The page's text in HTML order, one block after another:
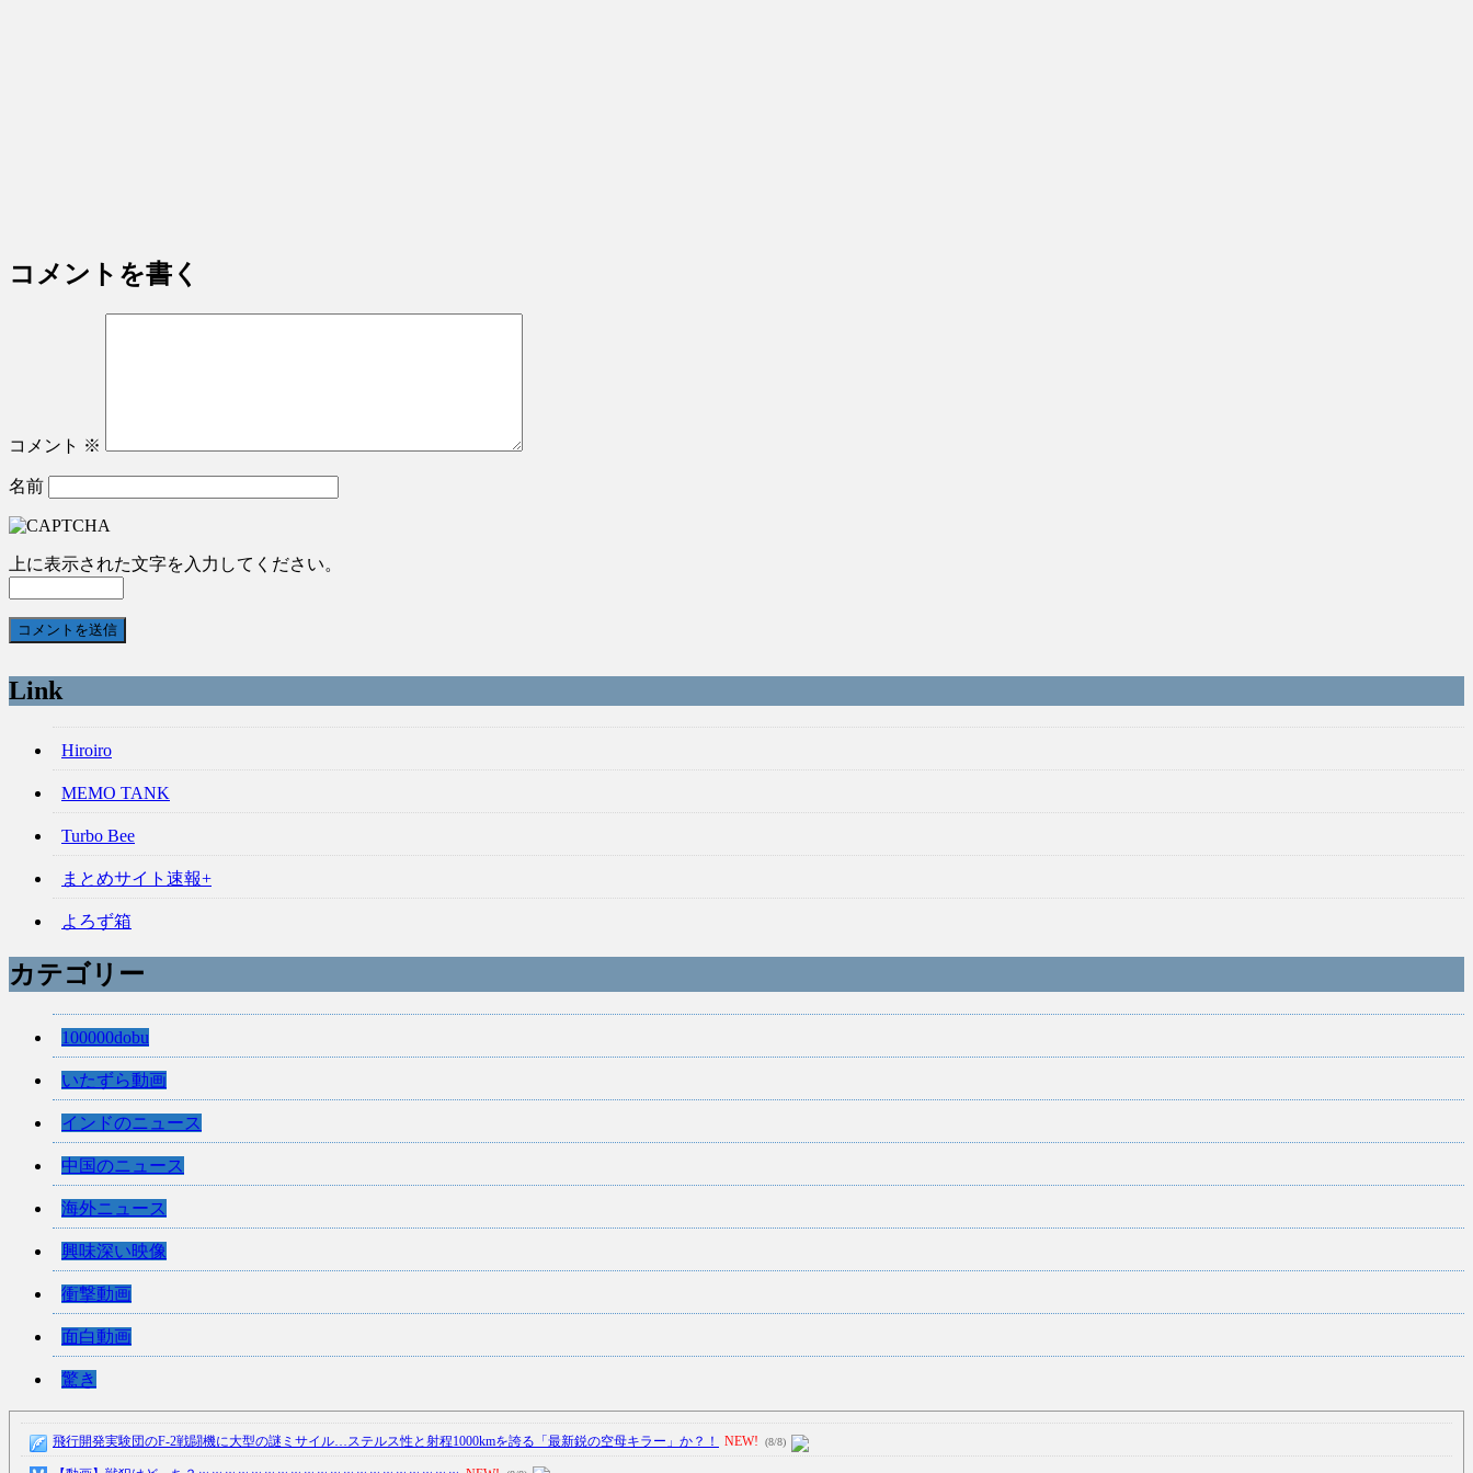
コメントを書く
コメント ※
名前
上に表示された文字を入力してください。
Link
Hiroiro
MEMO TANK
Turbo Bee
まとめサイト速報+
よろず箱
カテゴリー
100000dobu
いたずら動画
インドのニュース
中国のニュース
海外ニュース
興味深い映像
衝撃動画
面白動画
驚き
飛行開発実験団のF-2戦闘機に大型の謎ミサイル…ステルス性と射程1000kmを誇る「最新鋭の空母キラー」か？！ NEW! (8/8)